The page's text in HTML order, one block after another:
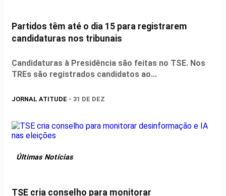
Partidos têm até o dia 15 para registrarem
candidaturas nos tribunais
Candidaturas à Presidência são feitas no TSE. Nos
TREs são registrados candidatos ao...
JORNAL ATITUDE - 31 DE DEZ
Últimas Notícias
TSE cria conselho para monitorar